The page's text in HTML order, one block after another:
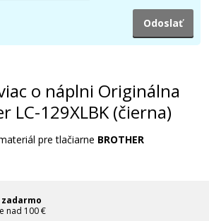
s Brother LC-129XLBK
Kompatibilná náplň
12,90 €
o náplni Originálna
LC-129XLBK (čierna)
pre tlačiarne BROTHER
nad 100 €